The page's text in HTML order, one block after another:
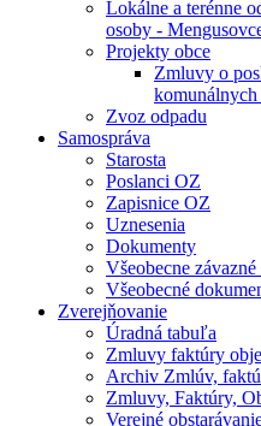
Lokálne a terénne
osoby -
Projekty obce
Zmluvy o
Zvoz odpadu
Samospráva
Starosta
Poslanci OZ
Zapisnice OZ
Uznesenia
Dokumenty
Všeobecne závazné
Všeobecné
Zverejňovanie
Úradná tabuľa
Zmluvy faktúry
Archiv Zmlúv,
Zmluvy, Faktúry,
Verejné